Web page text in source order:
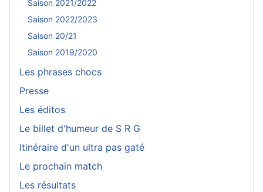
Saison 2021/2022
Saison 2022/2023
Saison 20/21
Saison 2019/2020
Les phrases chocs
Presse
Les éditos
Le billet d'humeur de S R G
Itinéraire d'un ultra pas gaté
Le prochain match
Les résultats